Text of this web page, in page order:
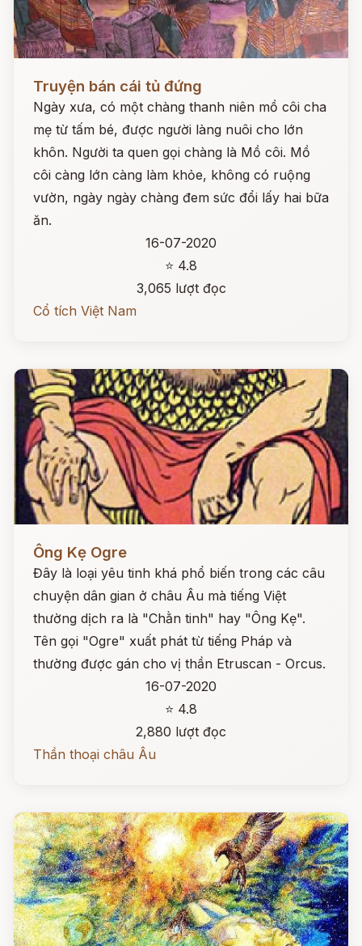
Truyện bán cái tủ đứng
Ngày xưa, có một chàng thanh niên mồ côi cha
mẹ từ tấm bé, được người làng nuôi cho lớn
khôn. Người ta quen gọi chàng là Mồ côi. Mồ
côi càng lớn càng làm khỏe, không có ruộng
vườn, ngày ngày chàng đem sức đổi lấy hai bữa
ăn.
16-07-2020
⭐ 4.8
3,065 lượt đọc
Cổ tích Việt Nam
Đọc ngay
Ông Kẹ Ogre
Đây là loại yêu tinh khá phổ biến trong các câu
chuyện dân gian ở châu Âu mà tiếng Việt
thường dịch ra là "Chằn tinh" hay "Ông Kẹ".
Tên gọi "Ogre" xuất phát từ tiếng Pháp và
thường được gán cho vị thần Etruscan - Orcus.
16-07-2020
⭐ 4.8
2,880 lượt đọc
Thần thoại châu Âu